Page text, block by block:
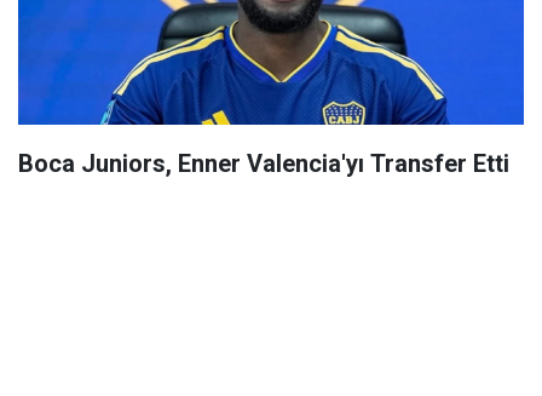
Boca Juniors, Enner Valencia'yı Transfer Etti